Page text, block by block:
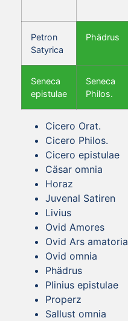
Petron
Satyrica
Phädrus
Seneca
epistulae
Seneca
Philos.
Cicero Orat.
Cicero Philos.
Cicero epistulae
Cäsar omnia
Horaz
Juvenal Satiren
Livius
Ovid Amores
Ovid Ars amatoria
Ovid omnia
Phädrus
Plinius epistulae
Properz
Sallust omnia